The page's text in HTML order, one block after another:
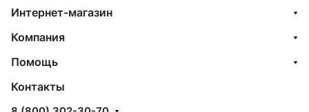
Интернет-магазин
Компания
Помощь
Контакты